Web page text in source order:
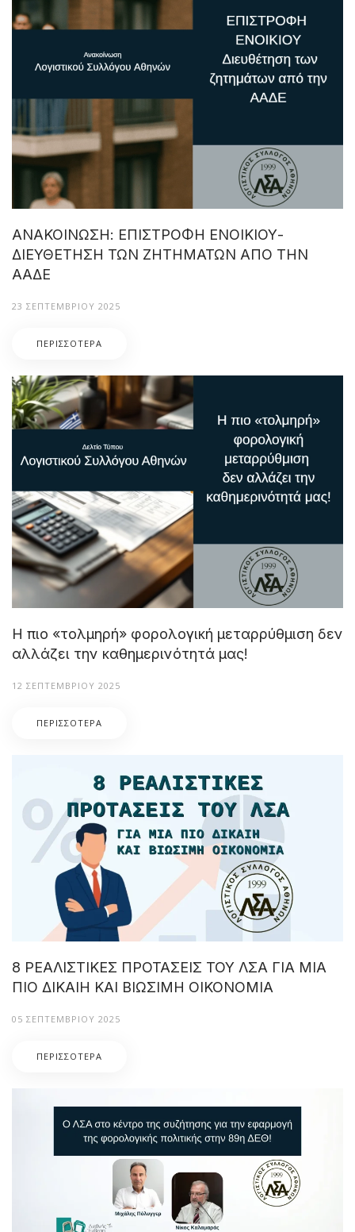
ΑΝΑΚΟΙΝΩΣΗ: ΕΠΙΣΤΡΟΦΗ ΕΝΟΙΚΙΟΥ-
ΔΙΕΥΘΕΤΗΣΗ ΤΩΝ ΖΗΤΗΜΑΤΩΝ ΑΠΟ ΤΗΝ
ΑΑΔΕ
23 ΣΕΠΤΕΜΒΡΊΟΥ 2025
ΠΕΡΙΣΣΌΤΕΡΑ
Η πιο «τολμηρή» φορολογική μεταρρύθμιση δεν
αλλάζει την καθημερινότητά μας!
12 ΣΕΠΤΕΜΒΡΊΟΥ 2025
ΠΕΡΙΣΣΌΤΕΡΑ
8 ΡΕΑΛΙΣΤΙΚΕΣ ΠΡΟΤΑΣΕΙΣ ΤΟΥ ΛΣΑ ΓΙΑ ΜΙΑ
ΠΙΟ ΔΙΚΑΙΗ ΚΑΙ ΒΙΩΣΙΜΗ ΟΙΚΟΝΟΜΙΑ
05 ΣΕΠΤΕΜΒΡΊΟΥ 2025
ΠΕΡΙΣΣΌΤΕΡΑ